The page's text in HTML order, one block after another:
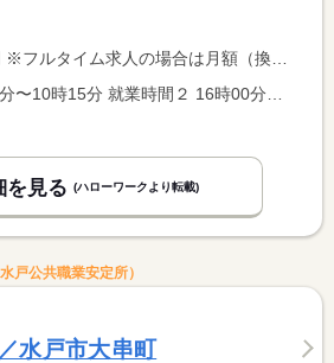
場合は月額（換算額）、パート求人の場合は時間額を表示しています。
を見る (ハローワークより転載)
戸公共職業安定所）
水戸市大串町